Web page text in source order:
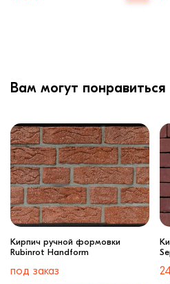
Вам могут понравиться
Кирпич ручной формовки
Rubinrot Handform
под заказ 24